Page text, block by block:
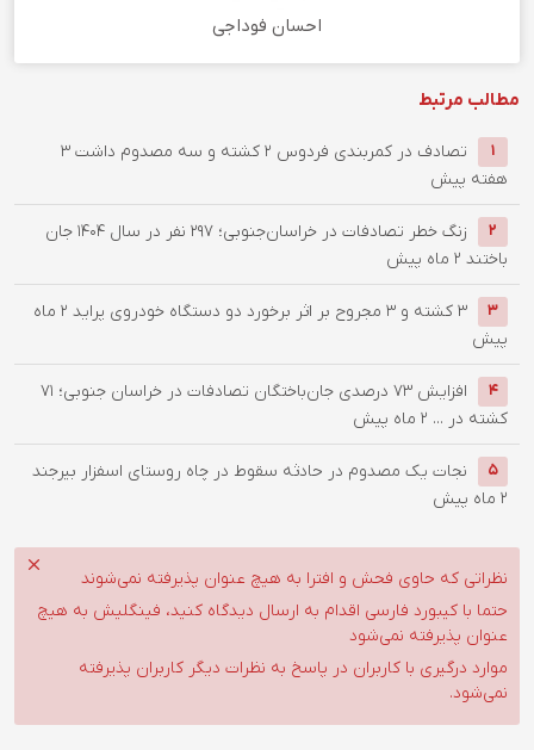
احسان فوداجی
مطالب مرتبط
1 تصادف در کمربندی فردوس ۲ کشته و سه مصدوم داشت
3
هفته پیش
2
زنگ خطر تصادفات در خراسان‌جنوبی؛ 297 نفر در سال 1404 جان
باختند 2 ماه پیش
3 ۳ کشته و ۳ مجروح بر اثر برخورد دو دستگاه خودروی پراید
2 ماه
پیش
4
افزایش ۷۳ درصدی جان‌باختگان تصادفات در خراسان جنوبی؛ ۷۱
کشته در ... 2 ماه پیش
5
نجات یک مصدوم در حادثه سقوط در چاه روستای اسفزار بیرجند
2 ماه پیش
نظراتی که حاوی فحش و افترا به هیچ عنوان پذیرفته نمی‌شوند
حتما با کیبورد فارسی اقدام به ارسال دیدگاه کنید، فینگلیش به هیچ
عنوان پذیرفته نمی‌شود
موارد درگیری با کاربران در پاسخ به نظرات دیگر کاربران پذیرفته
نمی‌شود.